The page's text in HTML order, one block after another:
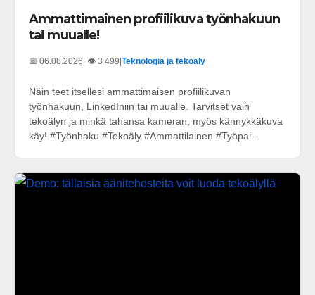
Ammattimainen profiilikuva työnhakuun
tai muualle!
📅 06.08.2026| 👁️ 3 499|Teknologia ja tekoäly
Näin teet itsellesi ammattimaisen profiilikuvan
työnhakuun, LinkedIniin tai muualle. Tarvitset vain
tekoälyn ja minkä tahansa kameran, myös kännykkäkuva
käy! #Työnhaku #Tekoäly #Ammattilainen #Työpai...